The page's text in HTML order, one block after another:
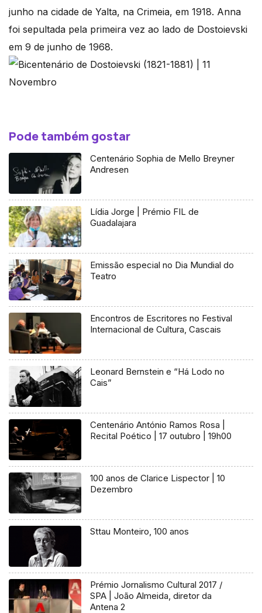
junho na cidade de Yalta, na Crimeia, em 1918. Anna
foi sepultada pela primeira vez ao lado de Dostoievski
em 9 de junho de 1968.
Pode também gostar
Centenário Sophia de Mello Breyner
Andresen
Lídia Jorge | Prémio FIL de
Guadalajara
Emissão especial no Dia Mundial do
Teatro
Encontros de Escritores no Festival
Internacional de Cultura, Cascais
Leonard Bernstein e “Há Lodo no
Cais”
Centenário António Ramos Rosa |
Recital Poético | 17 outubro | 19h00
100 anos de Clarice Lispector | 10
Dezembro
Sttau Monteiro, 100 anos
Prémio Jornalismo Cultural 2017 /
SPA | João Almeida, diretor da
Antena 2